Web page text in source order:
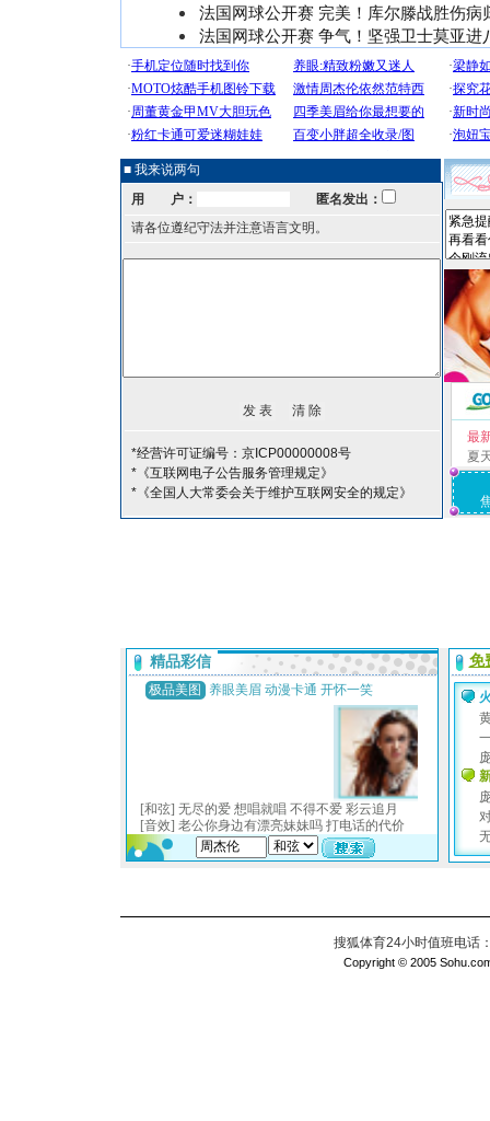
法国网球公开赛 完美！库尔滕战胜伤病
法国网球公开赛 争气！坚强卫士莫亚进
■ 我来说两句
用 户：
匿名发出：
请各位遵纪守法并注意语言文明。
*经营许可证编号：京ICP00000008号
*《互联网电子公告服务管理规定》
*《全国人大常委会关于维护互联网安全的规定》
最
夏
搜狐体育24小时值班电话
Copyright © 2005